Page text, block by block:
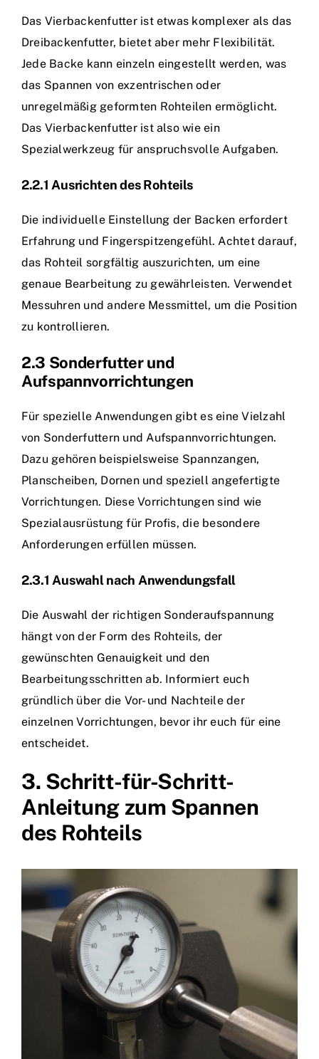
Das Vierbackenfutter ist etwas komplexer als das
Dreibackenfutter, bietet aber mehr Flexibilität.
Jede Backe kann einzeln eingestellt werden, was
das Spannen von exzentrischen oder
unregelmäßig geformten Rohteilen ermöglicht.
Das Vierbackenfutter ist also wie ein
Spezialwerkzeug für anspruchsvolle Aufgaben.
2.2.1 Ausrichten des Rohteils
Die individuelle Einstellung der Backen erfordert
Erfahrung und Fingerspitzengefühl. Achtet darauf,
das Rohteil sorgfältig auszurichten, um eine
genaue Bearbeitung zu gewährleisten. Verwendet
Messuhren und andere Messmittel, um die Position
zu kontrollieren.
2.3 Sonderfutter und
Aufspannvorrichtungen
Für spezielle Anwendungen gibt es eine Vielzahl
von Sonderfuttern und Aufspannvorrichtungen.
Dazu gehören beispielsweise Spannzangen,
Planscheiben, Dornen und speziell angefertigte
Vorrichtungen. Diese Vorrichtungen sind wie
Spezialausrüstung für Profis, die besondere
Anforderungen erfüllen müssen.
2.3.1 Auswahl nach Anwendungsfall
Die Auswahl der richtigen Sonderaufspannung
hängt von der Form des Rohteils, der
gewünschten Genauigkeit und den
Bearbeitungsschritten ab. Informiert euch
gründlich über die Vor- und Nachteile der
einzelnen Vorrichtungen, bevor ihr euch für eine
entscheidet.
3. Schritt-für-Schritt-
Anleitung zum Spannen
des Rohteils